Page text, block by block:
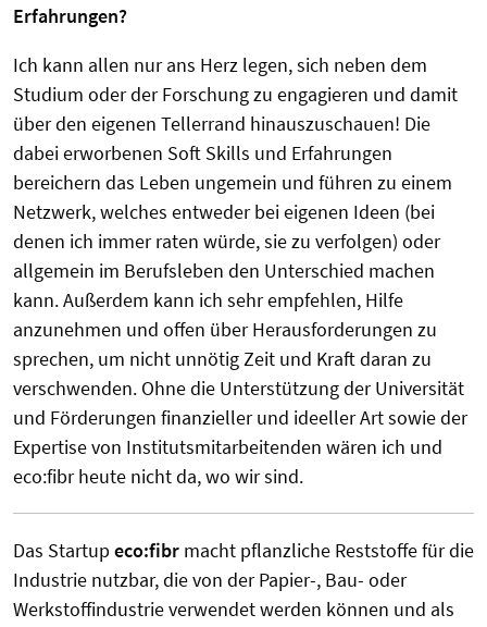
Erfahrungen?
Ich kann allen nur ans Herz legen, sich neben dem
Studium oder der Forschung zu engagieren und damit
über den eigenen Tellerrand hinauszuschauen! Die
dabei erworbenen Soft Skills und Erfahrungen
bereichern das Leben ungemein und führen zu einem
Netzwerk, welches entweder bei eigenen Ideen (bei
denen ich immer raten würde, sie zu verfolgen) oder
allgemein im Berufsleben den Unterschied machen
kann. Außerdem kann ich sehr empfehlen, Hilfe
anzunehmen und offen über Herausforderungen zu
sprechen, um nicht unnötig Zeit und Kraft daran zu
verschwenden. Ohne die Unterstützung der Universität
und Förderungen finanzieller und ideeller Art sowie der
Expertise von Institutsmitarbeitenden wären ich und
eco:fibr heute nicht da, wo wir sind.
Das Startupeco:fibr macht pflanzliche Reststoffe für die
Industrie nutzbar, die von der Papier-, Bau- oder
Werkstoffindustrie verwendet werden können und als